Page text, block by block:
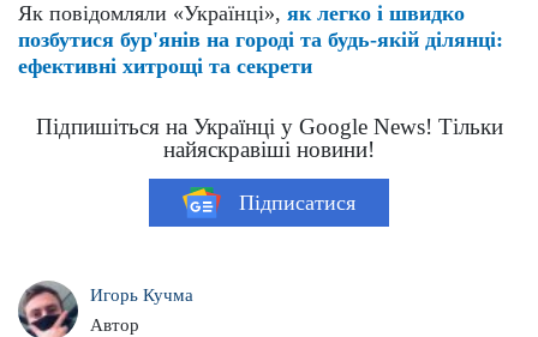
Як повідомляли «Українці», як легко і швидко
позбутися бур'янів на городі та будь-якій ділянці:
ефективні хитрощі та секрети
Підпишіться на Українці у Google News! Тільки
найяскравіші новини!
Підписатися
Игорь Кучма
Автор